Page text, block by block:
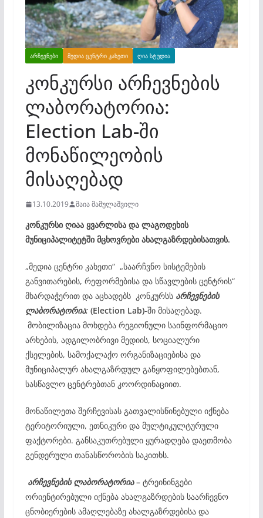
ᲐᲠᲩᲔᲕᲜᲔᲑᲘ ᲛᲔᲓᲘᲐ ᲪᲔᲜᲢᲠᲘ ᲙᲐᲮᲔᲗᲘ ᲦᲘᲐ ᲡᲢᲣᲓᲘᲐ
კონკურსი არჩევნების
ლაბორატორია:
Election Lab-ში
მონაწილეობის
მისაღებად
13.10.2019 მაია მამულაშვილი
კონკურსი ღიაა ყვარლისა და ლაგოდეხის
მუნიციპალიტეტში მცხოვრები ახალგაზრდებისათვის.
„მედია ცენტრი კახეთი“ „საარჩვნო სისტემების
განვითარების, რეფორმებისა და სწავლების ცენტრის“
მხარდაჭერით და აცხადებს კონკურსს არჩევნების
ლაბორატორია:(Election Lab)-ში მისაღებად.
მობილიზაცია მოხდება რეგიონული საინფორმაციო
არხების, ადგილობრივი მედიის, სოციალური
ქსელების, სამოქალაქო ორგანიზაციებისა და
მუნიციპალურ ახალგაზრდულ განყოფილებებთან,
სასწავლო ცენტრებთან კოორდინაციით.
მონაწილეთა შერჩევისას გათვალისწინებული იქნება
ტერიტორიული, ეთნიკური და მულტიკულტურული
ფაქტორები. განსაკუთრებული ყურადღება დაეთმობა
გენდერული თანასწორობის საკითხს.
არჩევნების ლაბორატორია– ტრეინინგები
ორიენტირებული იქნება ახალგაზრდების საარჩევნო
ცნობიერების ამაღლებაზე ახალგაზრდებისა და